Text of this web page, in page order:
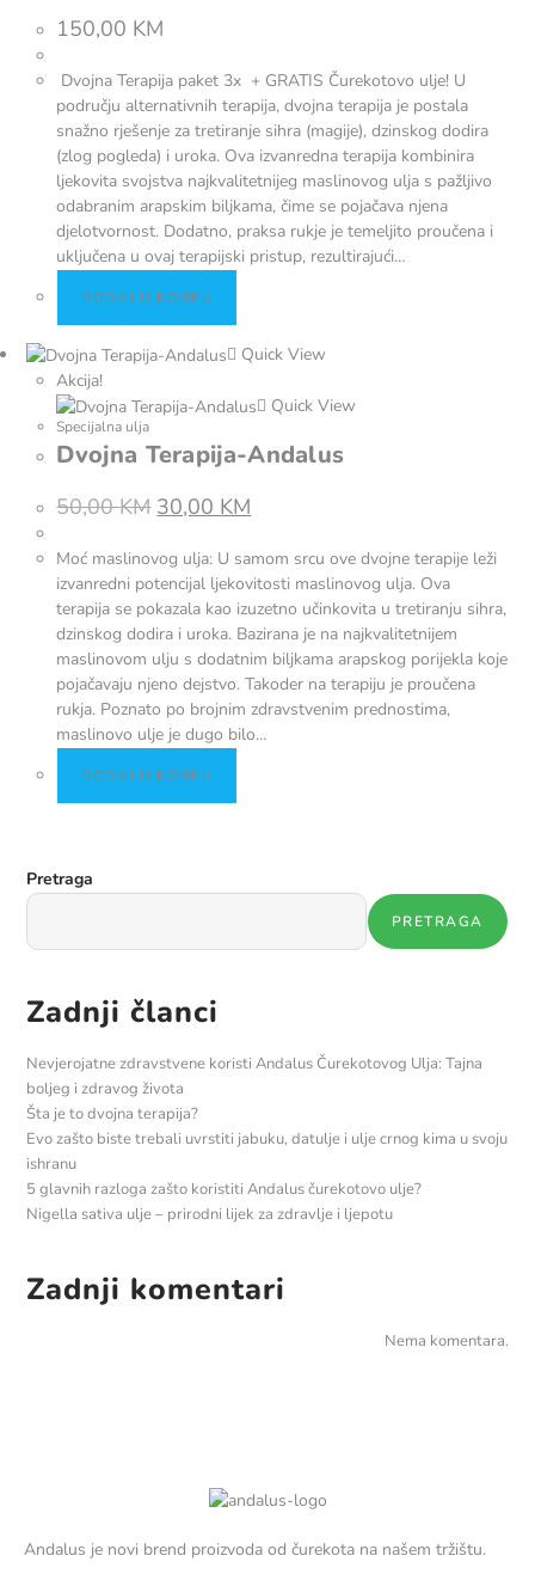
150,00 KM
Dvojna Terapija paket 3x + GRATIS Čurekotovo ulje! U
području alternativnih terapija, dvojna terapija je postala
snažno rješenje za tretiranje sihra (magije), dzinskog dodira
(zlog pogleda) i uroka. Ova izvanredna terapija kombinira
ljekovita svojstva najkvalitetnijeg maslinovog ulja s pažljivo
odabranim arapskim biljkama, čime se pojačava njena
djelotvornost. Dodatno, praksa rukje je temeljito proučena i
uključena u ovaj terapijski pristup, rezultirajući…
DODAJ U KORPU
Quick View
Akcija!
Quick View
Specijalna ulja
Dvojna Terapija-Andalus
50,00KM 30,00 KM
Moć maslinovog ulja: U samom srcu ove dvojne terapije leži
izvanredni potencijal ljekovitosti maslinovog ulja. Ova
terapija se pokazala kao izuzetno učinkovita u tretiranju sihra,
dzinskog dodira i uroka. Bazirana je na najkvalitetnijem
maslinovom ulju s dodatnim biljkama arapskog porijekla koje
pojačavaju njeno dejstvo. Takoder na terapiju je proučena
rukja. Poznato po brojnim zdravstvenim prednostima,
maslinovo ulje je dugo bilo…
DODAJ U KORPU
Pretraga
PRETRAGA
Zadnji članci
Nevjerojatne zdravstvene koristi Andalus Čurekotovog Ulja: Tajna
boljeg i zdravog života
Šta je to dvojna terapija?
Evo zašto biste trebali uvrstiti jabuku, datulje i ulje crnog kima u svoju
ishranu
5 glavnih razloga zašto koristiti Andalus čurekotovo ulje?
Nigella sativa ulje – prirodni lijek za zdravlje i ljepotu
Zadnji komentari
Nema komentara.
Andalus je novi brend proizvoda od čurekota na našem tržištu.